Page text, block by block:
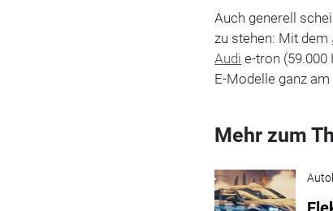
Auch generell
zu stehen: Mit dem
Audi e-tron (59.000
E-Modelle ganz am
Mehr zum